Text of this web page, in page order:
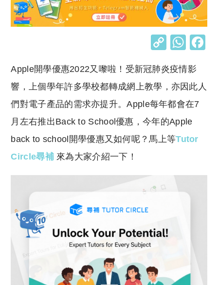
C
p
y
Li
n
k
W
at
s
A
p
Apple開學優惠2022又嚟啦！受新冠肺炎疫情影
響，上個學年許多學校都轉成網上教學，亦因此人
們對電子產品的需求亦提升。Apple每年都會在7
月左右推出Back to School優惠，今年的Apple
back to school開學優惠又如何呢？馬上等Tutor
Circle尋補 來為大家介紹一下！